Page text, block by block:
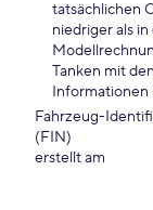
tatsächlichen
niedriger als
Tanken mit
Informationen
Fahrzeug-
(FIN)
erstellt am